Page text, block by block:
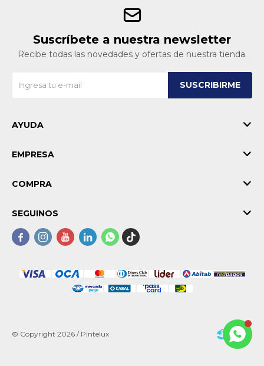
Suscríbete a nuestra newsletter
Recibe todas las novedades y ofertas de nuestra tienda.
SUSCRIBIRME
AYUDA
EMPRESA
COMPRA
SEGUINOS
    
© Copyright 2026 / Pintelux